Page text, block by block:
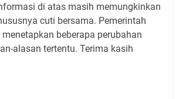
di atas masih memungkinkan
cuti bersama. Pemerintah
beberapa perubahan
alasan tertentu. Terima kasih